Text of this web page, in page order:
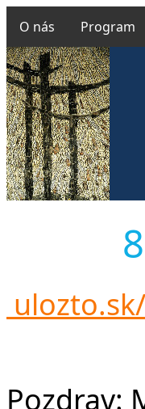
O nás Program
Pozdrav: